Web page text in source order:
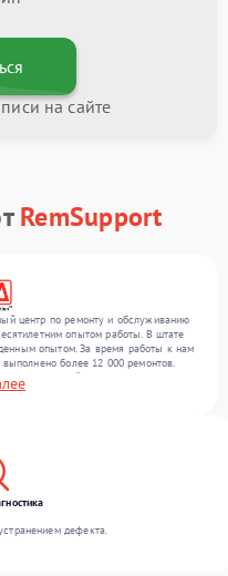
на сайте
RemSupport
центр по ремонту и обслуживанию
опытом работы. В штате
опытом. За время работы к нам
более 12 000 ремонтов.
300 устройств, включая , , . Мы
и гарантируем высокое качество
дефекта.